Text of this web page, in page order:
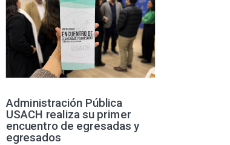
Administración Pública
USACH realiza su primer
encuentro de egresadas y
egresados